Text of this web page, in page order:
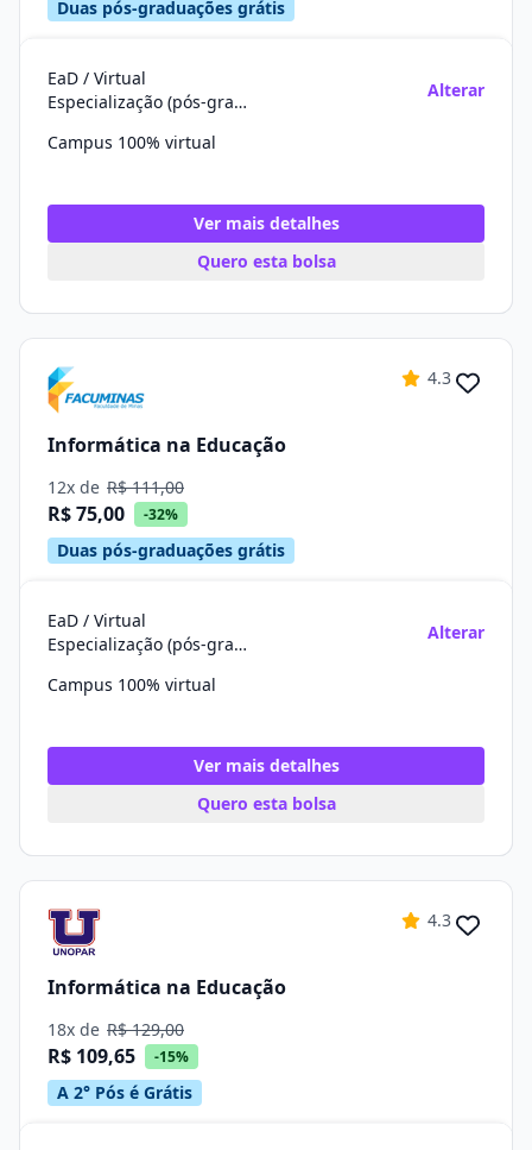
Duas pós-graduações grátis
EaD / Virtual
Especialização (pós-graduação)
Alterar
Campus 100% virtual
Ver mais detalhes
Quero esta bolsa
4.3
Informática na Educação
12x de R$ 111,00
R$ 75,00 -32%
Duas pós-graduações grátis
EaD / Virtual
Especialização (pós-graduação)
Alterar
Campus 100% virtual
Ver mais detalhes
Quero esta bolsa
4.3
Informática na Educação
18x de R$ 129,00
R$ 109,65 -15%
A 2° Pós é Grátis